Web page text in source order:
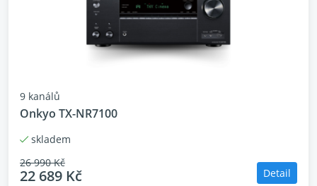
9 kanálů
Onkyo TX-NR7100
skladem
26 990 Kč
22 689 Kč Detail